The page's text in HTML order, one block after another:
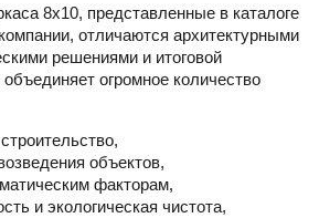
8х10, представленные в каталоге
отличаются архитектурными
решениями и итоговой
огромное количество
объектов,
факторам,
и экологическая чистота,